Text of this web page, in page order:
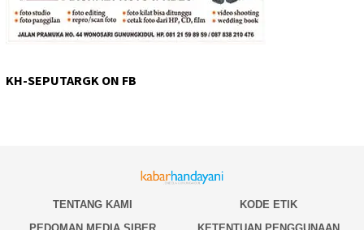
KH-SEPUTARGK ON FB
TENTANG KAMI
KODE ETIK